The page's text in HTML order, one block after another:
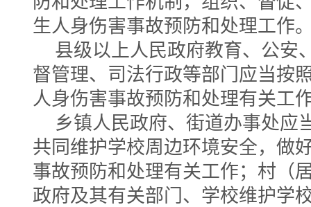
生人身伤害事故预防和处理工作
县级以上人民政府教育、公安
督管理、司法行政等部门应当按
人身伤害事故预防和处理有关工
乡镇人民政府、街道办事处应
共同维护学校周边环境安全，做
事故预防和处理有关工作；村（
政府及其有关部门、学校维护学